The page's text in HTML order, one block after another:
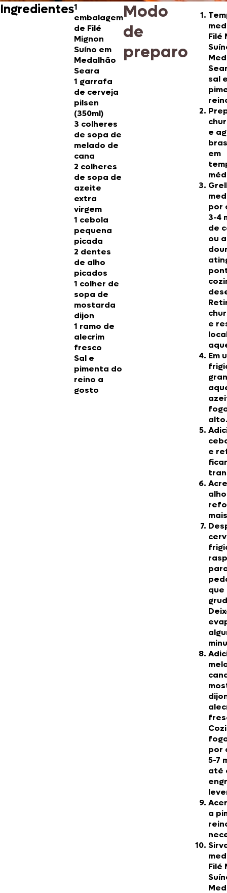
Ingredientes1
embalagem
de Filé
Mignon
Suíno em
Medalhão
Seara
1 garrafa
de cerveja
pilsen
(350ml)
3 colheres
de sopa de
melado de
cana
2 colheres
de sopa de
azeite
extra
virgem
1 cebola
pequena
picada
2 dentes
de alho
picados
1 colher de
sopa de
mostarda
dijon
1 ramo de
alecrim
fresco
Sal e
pimenta do
reino a
gosto
Modo
de
preparo
Filé
sal
e
em
por
3-4
de
ou
e
Em
e
ficar
que
por
5-7
até
a
Filé